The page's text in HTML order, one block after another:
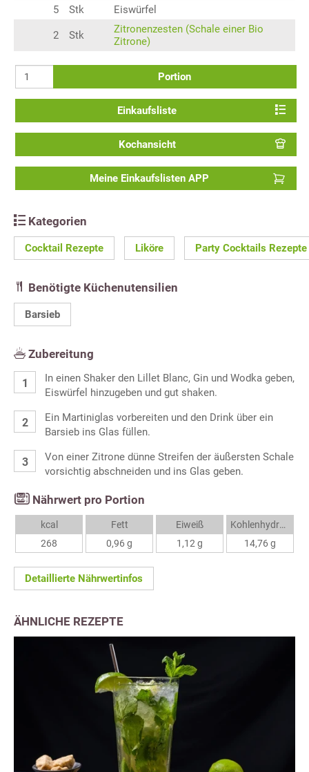
5
Stk Eiswürfel
2 Stk
Zitronenzesten (Schale einer Bio
Zitrone)
Portion
Einkaufsliste
Kochansicht
Meine Einkaufslisten APP
Kategorien
Cocktail Rezepte Liköre Party Cocktails Rezepte
Benötigte Küchenutensilien
Barsieb
Zubereitung
In einen Shaker den Lillet Blanc, Gin und Wodka geben,
Eiswürfel hinzugeben und gut shaken.
Ein Martiniglas vorbereiten und den Drink über ein
Barsieb ins Glas füllen.
Von einer Zitrone dünne Streifen der äußersten Schale
vorsichtig abschneiden und ins Glas geben.
Nährwert pro Portion
kcal
268
Fett
0,96 g
Eiweiß
1,12 g
Kohlenhydrate
14,76 g
Detaillierte Nährwertinfos
ÄHNLICHE REZEPTE